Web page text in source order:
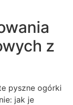
z
pyszne ogórki
jak je